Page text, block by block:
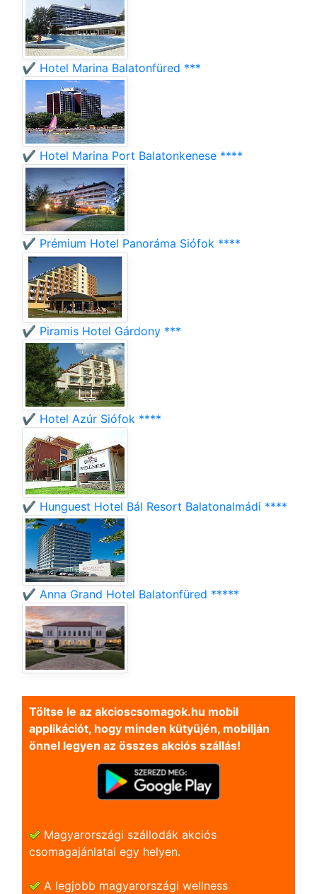
✔️ Hotel Marina Balatonfüred ***
✔️ Hotel Marina Port Balatonkenese ****
✔️ Prémium Hotel Panoráma Siófok ****
✔️ Piramis Hotel Gárdony ***
✔️ Hotel Azúr Siófok ****
✔️ Hunguest Hotel Bál Resort Balatonalmádi ****
✔️ Anna Grand Hotel Balatonfüred *****
Töltse le az akcioscsomagok.hu mobil
applikációt, hogy minden kütyüjén, mobilján
önnel legyen az összes akciós szállás!
Magyarországi szállodák akciós
csomagajánlatai egy helyen.
A legjobb magyarországi wellness